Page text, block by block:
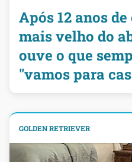
Após 12 anos
mais velho do
ouve o que
"vamos para
GOLDEN RETRIEVER